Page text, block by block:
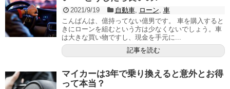
2021/9/19 自動車, ローン, 車
こんばんは、億持ってない億男です。 車を購入すると
きにローンを組むという方は少なくないでしょう。車
は大きな買い物ですし、現金を手元に...
記事を読む
マイカーは3年で乗り換えると意外とお得
って本当？